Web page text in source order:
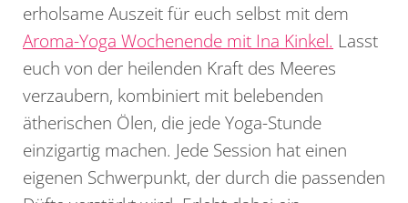
erholsame Auszeit für euch selbst mit dem
Aroma-Yoga Wochenende mit Ina Kinkel. Lasst
euch von der heilenden Kraft des Meeres
verzaubern, kombiniert mit belebenden
ätherischen Ölen, die jede Yoga-Stunde
einzigartig machen. Jede Session hat einen
eigenen Schwerpunkt, der durch die passenden